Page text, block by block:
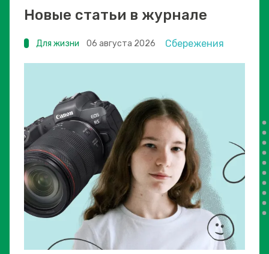
Новые статьи в журнале
Для жизни 06 августа 2026 Сбережения